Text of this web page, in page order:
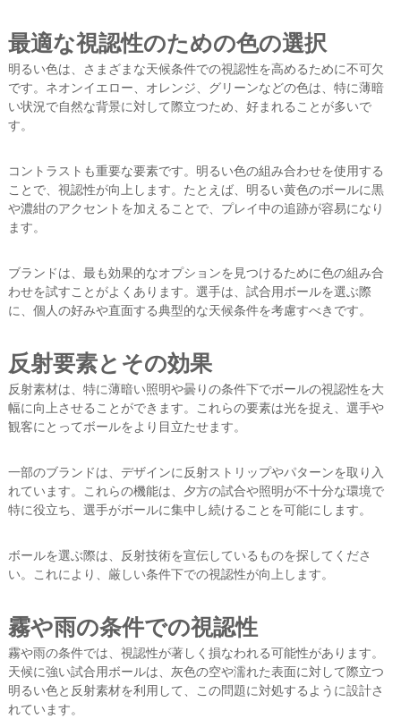
最適な視認性のための色の選択
明るい色は、さまざまな天候条件での視認性を高めるために不可欠
です。ネオンイエロー、オレンジ、グリーンなどの色は、特に薄暗
い状況で自然な背景に対して際立つため、好まれることが多いで
す。
コントラストも重要な要素です。明るい色の組み合わせを使用する
ことで、視認性が向上します。たとえば、明るい黄色のボールに黒
や濃紺のアクセントを加えることで、プレイ中の追跡が容易になり
ます。
ブランドは、最も効果的なオプションを見つけるために色の組み合
わせを試すことがよくあります。選手は、試合用ボールを選ぶ際
に、個人の好みや直面する典型的な天候条件を考慮すべきです。
反射要素とその効果
反射素材は、特に薄暗い照明や曇りの条件下でボールの視認性を大
幅に向上させることができます。これらの要素は光を捉え、選手や
観客にとってボールをより目立たせます。
一部のブランドは、デザインに反射ストリップやパターンを取り入
れています。これらの機能は、夕方の試合や照明が不十分な環境で
特に役立ち、選手がボールに集中し続けることを可能にします。
ボールを選ぶ際は、反射技術を宣伝しているものを探してくださ
い。これにより、厳しい条件下での視認性が向上します。
霧や雨の条件での視認性
霧や雨の条件では、視認性が著しく損なわれる可能性があります。
天候に強い試合用ボールは、灰色の空や濡れた表面に対して際立つ
明るい色と反射素材を利用して、この問題に対処するように設計さ
れています。